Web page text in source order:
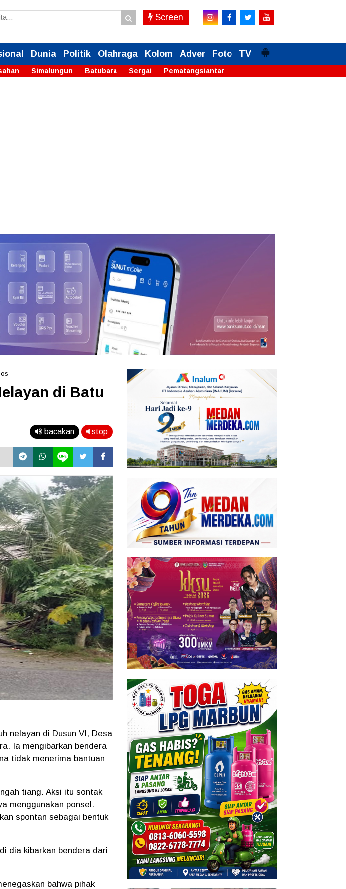
Screen
Dunia Politik Olahraga Kolom Adver Foto TV
Simalungun Batubara Sergai Pematangsiantar
di Batu
bacakan stop
nelayan di Dusun VI, Desa
Ia mengibarkan bendera
tidak menerima bantuan
tiang. Aksi itu sontak
menggunakan ponsel.
spontan sebagai bentuk
dia kibarkan bendera dari
bahwa pihak